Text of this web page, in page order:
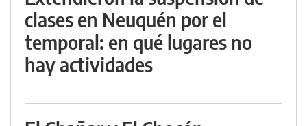
clases en Neuquén por el
temporal: en qué lugares no
hay actividades